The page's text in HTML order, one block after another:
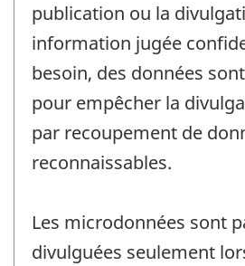
publication ou la
information jugée
besoin, des données
pour empêcher la
par recoupement de
reconnaissables.
Les microdonnées sont
divulguées seulement